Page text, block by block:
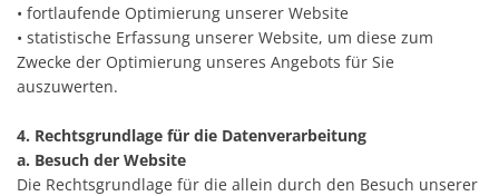
• fortlaufende Optimierung unserer Website
• statistische Erfassung unserer Website, um diese zum
Zwecke der Optimierung unseres Angebots für Sie
auszuwerten.
4. Rechtsgrundlage für die Datenverarbeitung
a. Besuch der Website
Die Rechtsgrundlage für die allein durch den Besuch unserer